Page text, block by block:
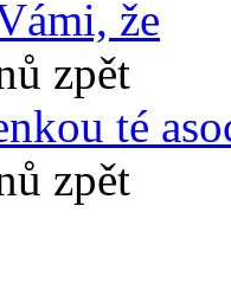
že
zpět
té
zpět